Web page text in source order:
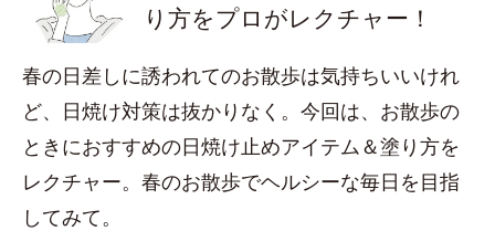
り方をプロがレクチャー！
春の日差しに誘われてのお散歩は気持ちいいけれ
ど、日焼け対策は抜かりなく。今回は、お散歩の
ときにおすすめの日焼け止めアイテム＆塗り方を
レクチャー。春のお散歩でヘルシーな毎日を目指
してみて。